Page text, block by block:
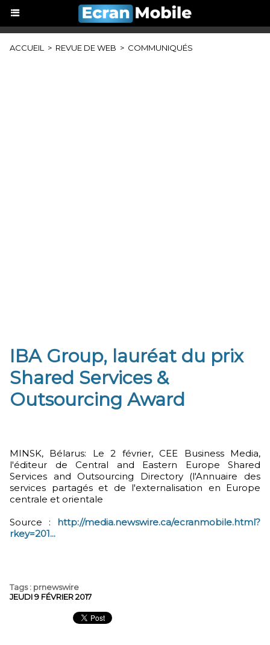
ACCUEIL > REVUE DE WEB > COMMUNIQUÉS
IBA Group, lauréat du prix
Shared Services &
Outsourcing Award
MINSK, Bélarus: Le 2 février, CEE Business Media,
l'éditeur de Central and Eastern Europe Shared
Services and Outsourcing Directory (l'Annuaire des
services partagés et de l'externalisation en Europe
centrale et orientale
Source : http://media.newswire.ca/ecranmobile.html?
rkey=201...
Tags: prnewswire
JEUDI 9 FÉVRIER 2017